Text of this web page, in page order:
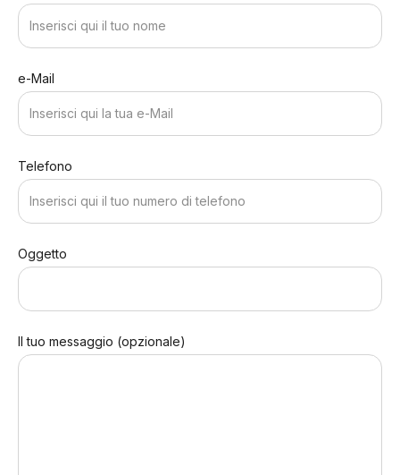
e-Mail
Telefono
Oggetto
Il tuo messaggio (opzionale)